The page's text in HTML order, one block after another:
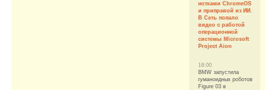
нотками ChromeOS
и приправой из ИИ.
В Сеть попало
видео с работой
операционной
системы Microsoft
Project Aion
18:00
BMW запустила
гуманоидных роботов
Figure 03 в